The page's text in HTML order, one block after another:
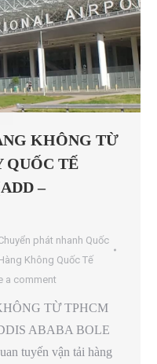
KHÔNG TỪ
QUỐC TẾ
–
phát nhanh Quốc
Không Quốc Tế
a comment
TỪ TPHCM
ABABA BOLE
tuyến vận tải hàng